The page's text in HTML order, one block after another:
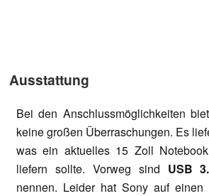
Ausstattung
Bei den Anschlussmöglichkeiten
keine großen Überraschungen. Es
was ein aktuelles 15 Zoll
liefern sollte. Vorweg sind USB
nennen. Leider hat Sony auf einen